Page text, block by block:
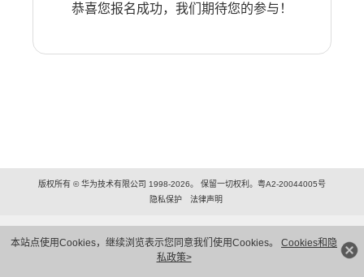
本站点使用Cookies，继续浏览表示您同意我们使用Cookies。 Cookies和隐
私政策>
恭喜您报名成功，我们期待您的参与！
版权所有 © 华为技术有限公司 1998-2026。 保留一切权利。粤A2-20044005号
隐私保护
法律声明